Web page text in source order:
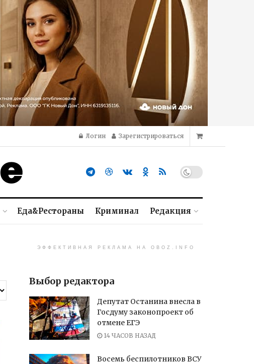
Логин Зарегистрироваться
Еда&Рестораны Криминал Редакция
ЭФФЕКТИВНАЯ РЕКЛАМА НА OBOZ.INFO
Выбор редактора
Депутат Останина внесла в
Госдуму законопроект об
отмене ЕГЭ
14 ЧАСОВ НАЗАД
Восемь беспилотников ВСУ